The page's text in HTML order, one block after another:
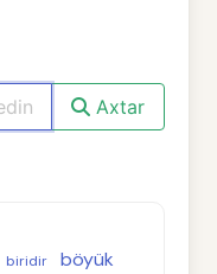
Axtar
biridir böyük